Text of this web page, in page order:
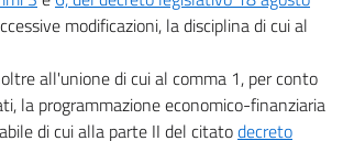
modificazioni, la disciplina di cui al
all'unione di cui al comma 1, per conto
la programmazione economico-finanziaria
di cui alla parte II del citatodecreto